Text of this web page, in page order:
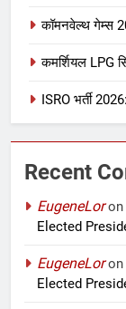
कॉमनवेल्थ गेम्स
कमर्शियल LPG
ISRO भर्ती
Recent
EugeneLoron
Elected
EugeneLoron
Elected